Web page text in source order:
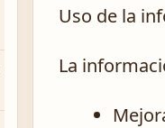
Uso de la
La